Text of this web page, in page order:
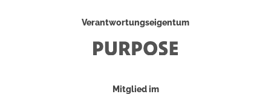
Verantwortungseigentum
Mitglied im